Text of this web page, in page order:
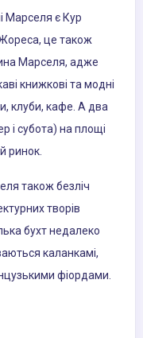
Марселя є Кур
це також
Марселя, адже
книжкові та модні
клуби, кафе. А два
і субота) на площі
ринок.
також безліч
творів
бухт недалеко
каланкамі,
фіордами.